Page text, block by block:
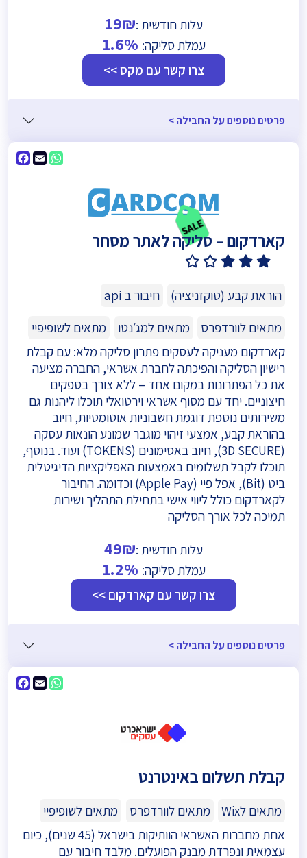
עלות חודשית :19₪
עמלת סליקה:
צרו קשר עם מקס >>
פרטים נוספים על החבילה >
Email
WhatsApp
קארדקום – סליקה לאתר מסחר
הוראת קבע (טוקזניציה)
חיבור ב api
מתאים לוורדפרס
מתאים למג׳נטו
מתאים לשופיפיי
קארדקום מעניקה לעסקים פתרון סליקה מלא: עם קבלת
רישיון הסליקה והפיכתה לחברת אשראי, החברה מציעה
את כל הפתרונות במקום אחד – ללא צורך בספקים
חיצוניים. יחד עם מסוף אשראי וירטואלי תוכלו ליהנות גם
משירותים נוספת דוגמת חשבוניות אוטומטיות, חיוב
בהוראת קבע, אמצעי זיהוי מוגבר שמונע הונאות עסקה
(3D SECURE), חיוב באסימונים (TOKENS) ועוד. בנוסף,
תוכלו לקבל תשלומים באמצעות האפליקציות הדיגיטלית
ביט (Bit), אפל פיי (Apple Pay) וכדומה. החיבור
לקארדקום כולל ליווי אישי בתחילת התהליך ושירות
תמיכה לכל אורך הסליקה
עלות חודשית :49₪
עמלת סליקה:
צרו קשר עם קארדקום >>
פרטים נוספים על החבילה >
Email
WhatsApp
קבלת תשלום באינטרנט
מתאים לWix מתאים לוורדפרס
מתאים לשופיפיי
אחת מחברות האשראי הוותיקות בישראל (45 שנים), כיום
עצמאית ונפרדת מבנק הפועלים. מלבד חיבור עם